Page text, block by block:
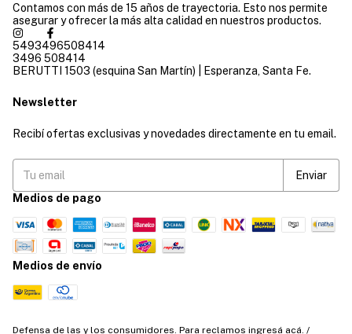
Contamos con más de 15 años de trayectoria. Esto nos permite
asegurar y ofrecer la más alta calidad en nuestros productos.
5493496508414
3496 508414
BERUTTI 1503 (esquina San Martín) | Esperanza, Santa Fe.
Newsletter
Recibí ofertas exclusivas y novedades directamente en tu email.
Medios de pago
Medios de envío
Defensa de las y los consumidores. Para reclamos ingresá acá. /